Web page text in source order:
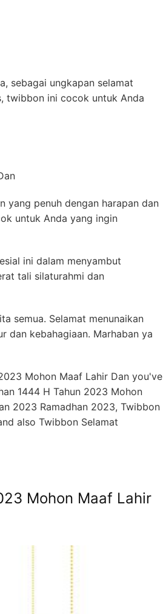
sebagai ungkapan selamat
twibbon ini cocok untuk Anda
yang penuh dengan harapan dan
untuk Anda yang ingin
ini dalam menyambut
tali silaturahmi dan
semua. Selamat menunaikan
dan kebahagiaan. Marhaban ya
Mohon Maaf Lahir Dan you've
1444 H Tahun 2023 Mohon
2023 Ramadhan 2023, Twibbon
also Twibbon Selamat
Mohon Maaf Lahir